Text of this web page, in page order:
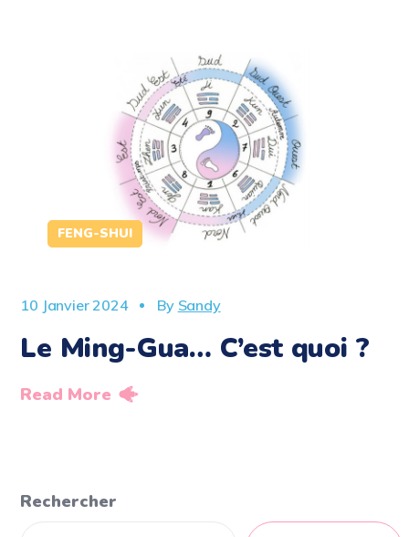
FENG-SHUI
10 Janvier 2024 By Sandy
Le Ming-Gua… C’est quoi ?
Read More
Rechercher